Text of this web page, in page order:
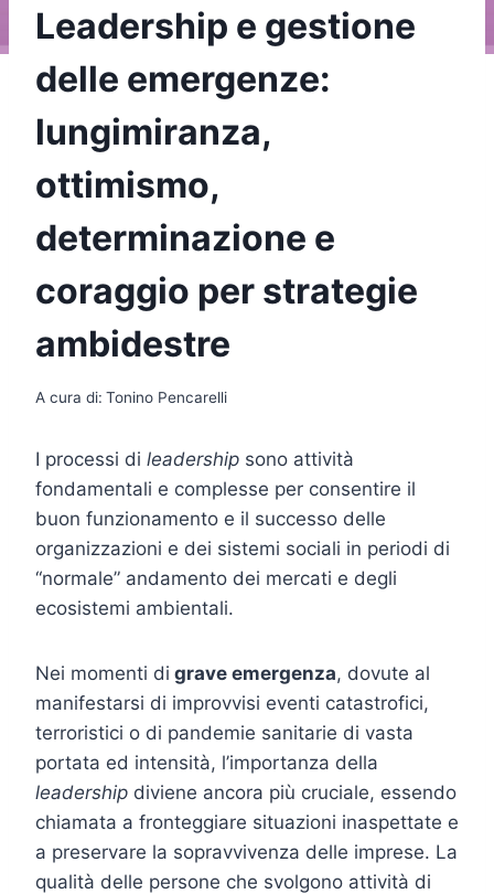
Leadership e gestione
delle emergenze:
lungimiranza,
ottimismo,
determinazione e
coraggio per strategie
ambidestre
A cura di: Tonino Pencarelli
I processi di leadership sono attività
fondamentali e complesse per consentire il
buon funzionamento e il successo delle
organizzazioni e dei sistemi sociali in periodi di
“normale” andamento dei mercati e degli
ecosistemi ambientali.
Nei momenti di grave emergenza, dovute al
manifestarsi di improvvisi eventi catastrofici,
terroristici o di pandemie sanitarie di vasta
portata ed intensità, l’importanza della
leadership diviene ancora più cruciale, essendo
chiamata a fronteggiare situazioni inaspettate e
a preservare la sopravvivenza delle imprese. La
qualità delle persone che svolgono attività di